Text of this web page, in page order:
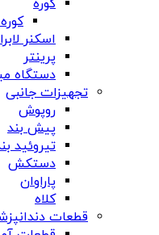
کوره
اسکنر
پرینتر
دستگاه
تجهیزات جانبی
روپوش
پیش بند
تیروئید
دستکش
پاراوان
کلاه
قطعات